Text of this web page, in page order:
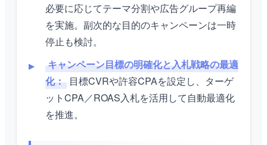
必要に応じてテーマ分割や広告グループ再編
を実施。副次的な目的のキャンペーンは一時
停止も検討。
キャンペーン目標の明確化と入札戦略の最適
化：
目標CVRや許容CPAを設定し、ターゲ
ットCPA／ROAS入札を活用して自動最適化
を推進。